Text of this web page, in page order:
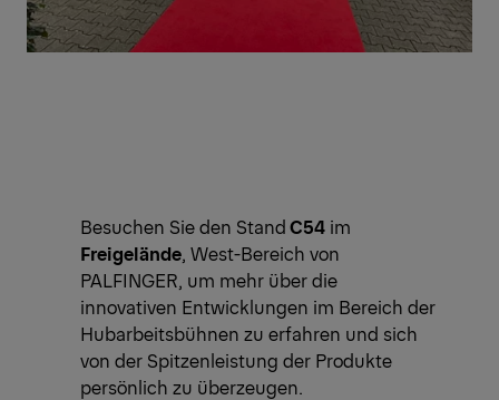
Besuchen Sie den StandC54 im
Freigelände, West-Bereich von
PALFINGER, um mehr über die
innovativen Entwicklungen im Bereich der
Hubarbeitsbühnen zu erfahren und sich
von der Spitzenleistung der Produkte
persönlich zu überzeugen.